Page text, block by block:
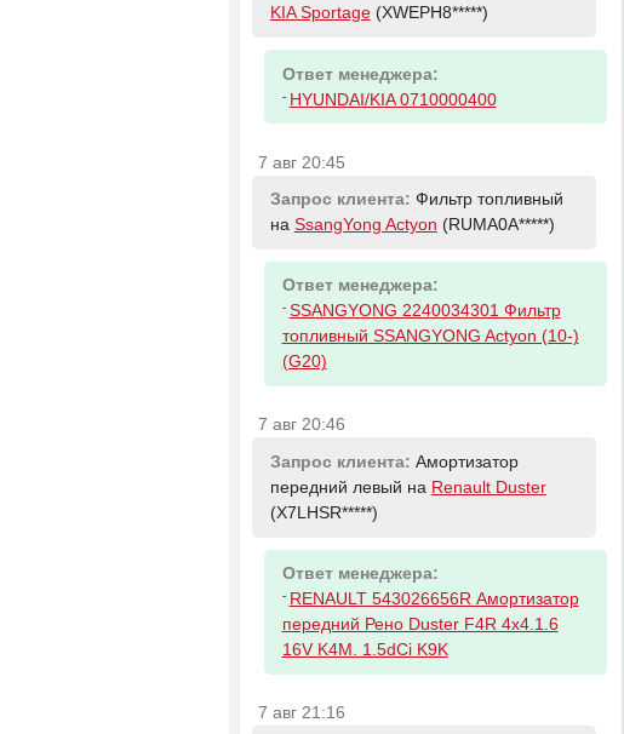
KIA Sportage(XWEPH8*****)
Ответ менеджера:
- HYUNDAI/KIA 0710000400
7 авг 20:45
Запрос клиента: Фильтр топливный
на SsangYong Actyon (RUMA0A*****)
Ответ менеджера:
- SSANGYONG 2240034301 Фильтр
топливный SSANGYONG Actyon (10-)
(G20)
7 авг 20:46
Запрос клиента: Амортизатор
передний левый на Renault Duster
(X7LHSR*****)
Ответ менеджера:
- RENAULT 543026656R Амортизатор
передний Рено Duster F4R 4x4.1.6
16V K4M. 1.5dCi K9K
7 авг 21:16